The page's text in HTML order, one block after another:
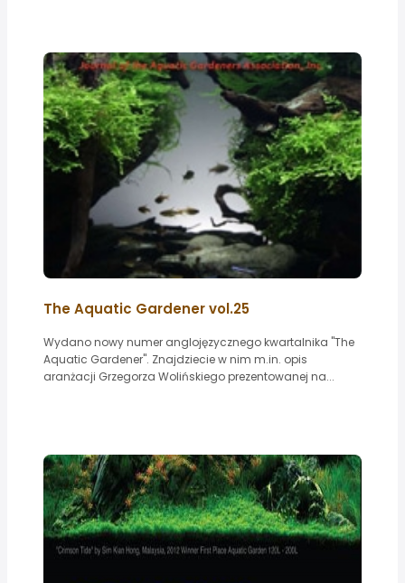
The Aquatic Gardener vol.25
Wydano nowy numer anglojęzycznego kwartalnika "The
Aquatic Gardener". Znajdziecie w nim m.in. opis
aranżacji Grzegorza Wolińskiego prezentowanej na...